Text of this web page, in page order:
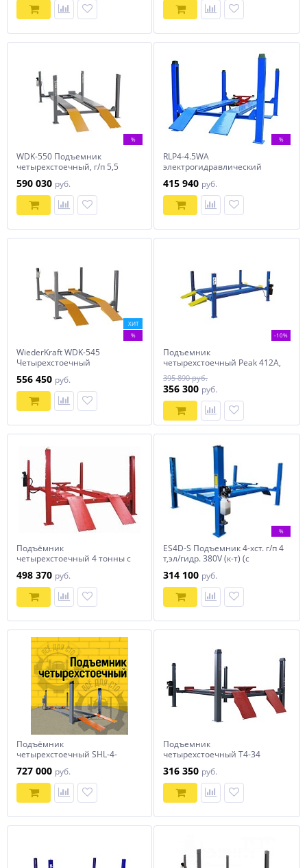
%
WDK-550 Подъемник
четырехстоечный, г/п 5,5
590 030 руб.
%
RLP4-4.5WA
электрогидравлический
стоечный подъемник
415 940 руб.
ХИТ
%
WiederKraft WDK-545
Четырехстоечный
г/п 5 тонн под сход-развал
556 450 руб.
-10%
Подъемник
четырехстоечный Peak 412A,
г/п 5,5 тонны для сход-
развала, ручное управление
стопорным механизмом
395 890 руб.
356 300 руб.
Подъёмник
четырехстоечный 4 тонны с
TLT-440W Launch
498 370 руб.
%
ES4D-S Подъемник 4-хст. г/п 4
т,эл/гидр. 380V (к-т) (с
314 100 руб.
Подъёмник
четырехстоечный SHL-4-
727 000 руб.
Подъемник
четырехстоечный T4-34
316 350 руб.